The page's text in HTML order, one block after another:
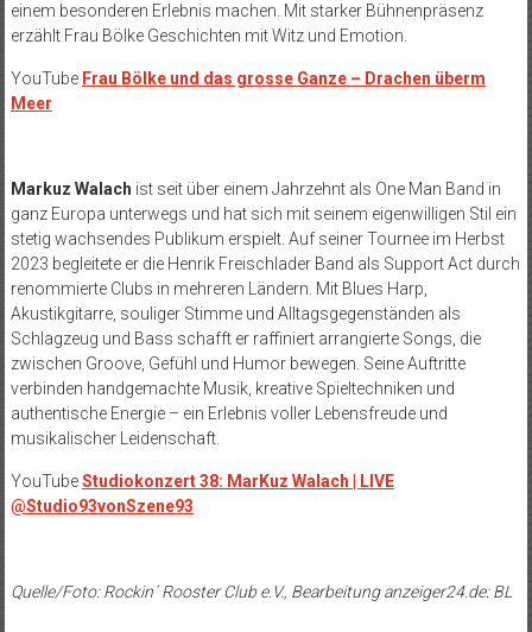
einem besonderen Erlebnis machen. Mit starker Bühnenpräsenz
erzählt Frau Bölke Geschichten mit Witz und Emotion.
YouTube Frau Bölke und das grosse Ganze – Drachen überm
Meer
Markuz Walach ist seit über einem Jahrzehnt als One Man Band in
ganz Europa unterwegs und hat sich mit seinem eigenwilligen Stil ein
stetig wachsendes Publikum erspielt. Auf seiner Tournee im Herbst
2023 begleitete er die Henrik Freischlader Band als Support Act durch
renommierte Clubs in mehreren Ländern. Mit Blues Harp,
Akustikgitarre, souliger Stimme und Alltagsgegenständen als
Schlagzeug und Bass schafft er raffiniert arrangierte Songs, die
zwischen Groove, Gefühl und Humor bewegen. Seine Auftritte
verbinden handgemachte Musik, kreative Spieltechniken und
authentische Energie – ein Erlebnis voller Lebensfreude und
musikalischer Leidenschaft.
YouTubeStudiokonzert 38: MarKuz Walach | LIVE
@Studio93vonSzene93
Quelle/Foto: Rockin´ Rooster Club e.V., Bearbeitung anzeiger24.de: BL